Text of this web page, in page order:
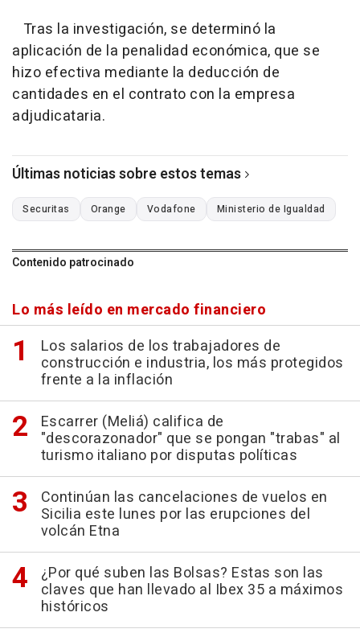
Tras la investigación, se determinó la
aplicación de la penalidad económica, que se
hizo efectiva mediante la deducción de
cantidades en el contrato con la empresa
adjudicataria.
Últimas noticias sobre estos temas
Securitas Orange Vodafone Ministerio de Igualdad
Contenido patrocinado
Lo más leído en mercado financiero
Los salarios de los trabajadores de
construcción e industria, los más protegidos
frente a la inflación
Escarrer (Meliá) califica de
"descorazonador" que se pongan "trabas" al
turismo italiano por disputas políticas
Continúan las cancelaciones de vuelos en
Sicilia este lunes por las erupciones del
volcán Etna
¿Por qué suben las Bolsas? Estas son las
claves que han llevado al Ibex 35 a máximos
históricos